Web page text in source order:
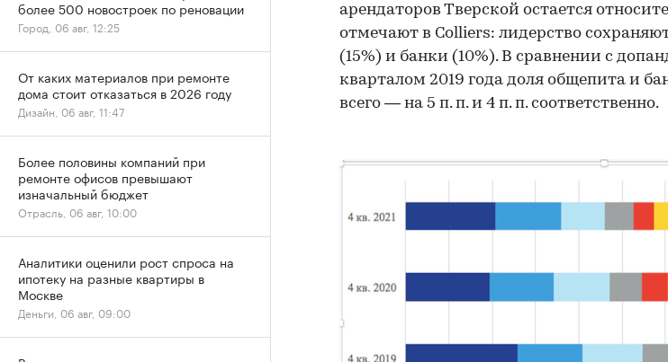
арендаторов Тверской остается
отмечают в Colliers: лидерство
(15%) и банки (10%). В сравнении с
кварталом 2019 года доля общепита и
всего — на 5 п. п. и 4 п. п. соответственно.
более 500 новостроек по реновации
Город, 06 авг, 12:25
От каких материалов при ремонте
дома стоит отказаться в 2026 году
Дизайн, 06 авг, 11:47
Более половины компаний при
ремонте офисов превышают
изначальный бюджет
Отрасль, 06 авг, 10:00
Аналитики оценили рост спроса на
ипотеку на разные квартиры в
Москве
Деньги, 06 авг, 09:00